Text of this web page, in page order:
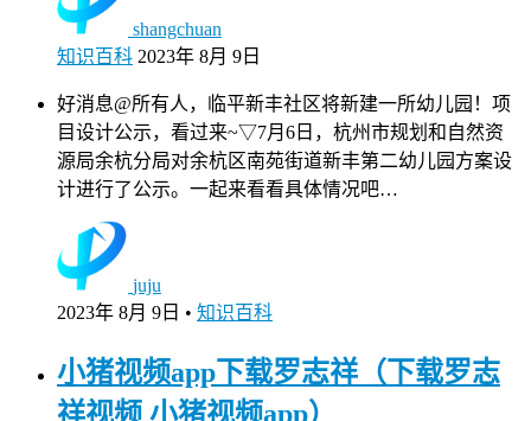
shangchuan
知识百科 2023年 8月 9日
好消息@所有人，临平新丰社区将新建一所幼儿园！项
目设计公示，看过来~▽7月6日，杭州市规划和自然资
源局余杭分局对余杭区南苑街道新丰第二幼儿园方案设
计进行了公示。一起来看看具体情况吧…
juju
2023年 8月 9日 • 知识百科
小猪视频app下载罗志祥（下载罗志
祥视频 小猪视频app）